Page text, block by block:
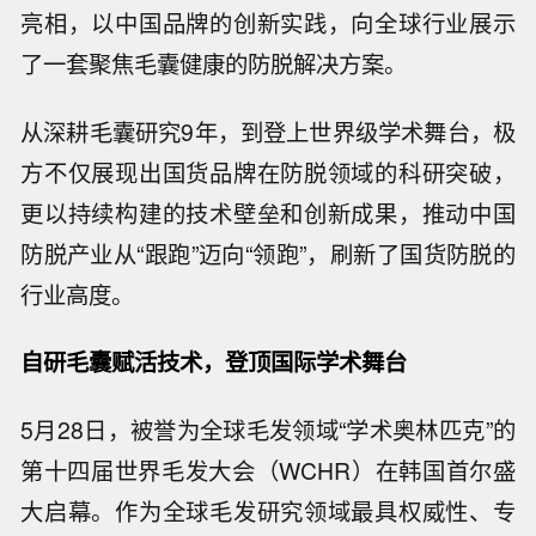
亮相，以中国品牌的创新实践，向全球行业展示
了一套聚焦毛囊健康的防脱解决方案。
从深耕毛囊研究9年，到登上世界级学术舞台，极
方不仅展现出国货品牌在防脱领域的科研突破，
更以持续构建的技术壁垒和创新成果，推动中国
防脱产业从“跟跑”迈向“领跑”，刷新了国货防脱的
行业高度。
自研毛囊赋活技术，登顶国际学术舞台
5月28日，被誉为全球毛发领域“学术奥林匹克”的
第十四届世界毛发大会（WCHR）在韩国首尔盛
大启幕。作为全球毛发研究领域最具权威性、专